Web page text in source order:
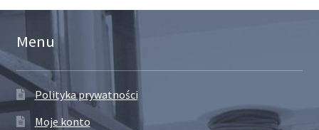
Menu
Polityka prywatności
Moje konto